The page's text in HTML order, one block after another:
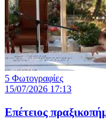
5 Φωτογραφίες
15/07/2026 17:13
Επέτειος